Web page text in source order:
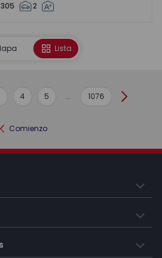
305 2
Lista
4 5 ... 1076
Comienzo